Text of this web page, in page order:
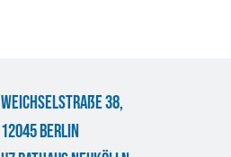
Weichselstraße 38,
12045 Berlin